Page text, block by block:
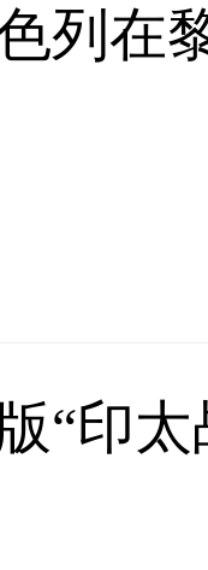
列在
“印